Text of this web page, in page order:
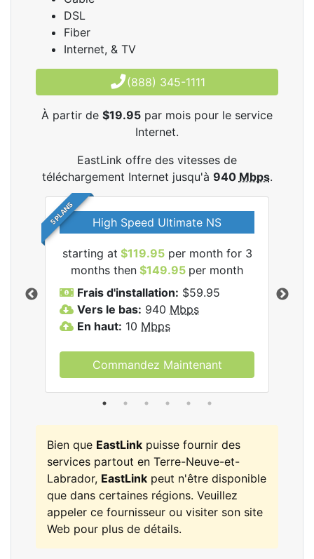
DSL
Fiber
Internet, & TV
(888) 345-1111
À partir de $19.95 par mois pour le service
Internet.
EastLink offre des vitesses de
téléchargement Internet jusqu'à 940 Mbps.
5 PLANS High Speed Ultimate NS
starting at $119.95per month for 3
months then $149.95 per month
Frais d'installation: $59.95
Vers le bas: 940 Mbps
En haut: 10 Mbps
Commandez Maintenant
Bien que EastLink puisse fournir des
services partout en Terre-Neuve-et-
Labrador, EastLink peut n'être disponible
que dans certaines régions. Veuillez
appeler ce fournisseur ou visiter son site
Web pour plus de détails.